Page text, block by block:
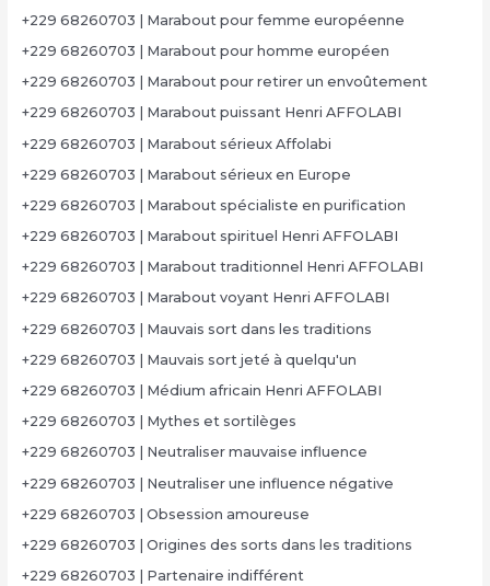
+229 68260703 | Marabout pour femme européenne
+229 68260703 | Marabout pour homme européen
+229 68260703 | Marabout pour retirer un envoûtement
+229 68260703 | Marabout puissant Henri AFFOLABI
+229 68260703 | Marabout sérieux Affolabi
+229 68260703 | Marabout sérieux en Europe
+229 68260703 | Marabout spécialiste en purification
+229 68260703 | Marabout spirituel Henri AFFOLABI
+229 68260703 | Marabout traditionnel Henri AFFOLABI
+229 68260703 | Marabout voyant Henri AFFOLABI
+229 68260703 | Mauvais sort dans les traditions
+229 68260703 | Mauvais sort jeté à quelqu'un
+229 68260703 | Médium africain Henri AFFOLABI
+229 68260703 | Mythes et sortilèges
+229 68260703 | Neutraliser mauvaise influence
+229 68260703 | Neutraliser une influence négative
+229 68260703 | Obsession amoureuse
+229 68260703 | Origines des sorts dans les traditions
+229 68260703 | Partenaire indifférent